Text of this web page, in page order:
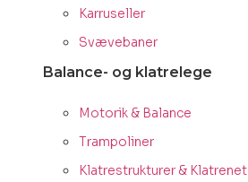
Karruseller
Svævebaner
Balance- og klatrelege
Motorik & Balance
Trampoliner
Klatrestrukturer & Klatrenet